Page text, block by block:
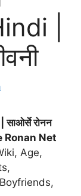
|
रोनन
Ronan Net
Age,